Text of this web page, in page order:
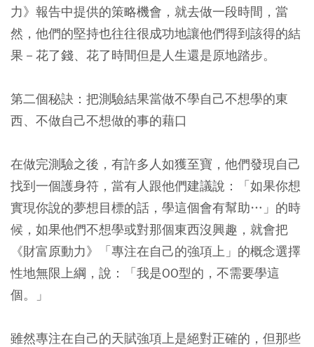
力》報告中提供的策略機會，就去做一段時間，當
然，他們的堅持也往往很成功地讓他們得到該得的結
果－花了錢、花了時間但是人生還是原地踏步。
第二個秘訣：把測驗結果當做不學自己不想學的東
西、不做自己不想做的事的藉口
在做完測驗之後，有許多人如獲至寶，他們發現自己
找到一個護身符，當有人跟他們建議說：「如果你想
實現你說的夢想目標的話，學這個會有幫助…」的時
候，如果他們不想學或對那個東西沒興趣，就會把
《財富原動力》「專注在自己的強項上」的概念選擇
性地無限上綱，說：「我是OO型的，不需要學這
個。」
雖然專注在自己的天賦強項上是絕對正確的，但那些